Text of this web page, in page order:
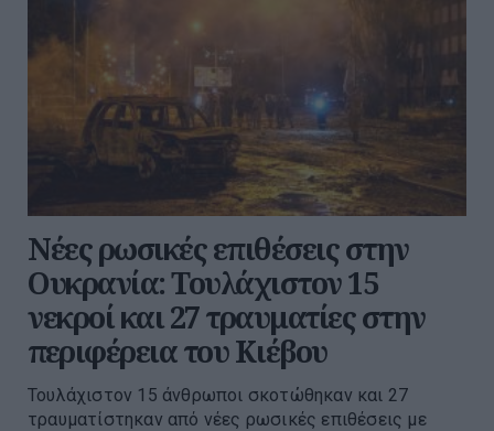
Νέες ρωσικές επιθέσεις στην
Ουκρανία: Τουλάχιστον 15
νεκροί και 27 τραυματίες στην
περιφέρεια του Κιέβου
Τουλάχιστον 15 άνθρωποι σκοτώθηκαν και 27
τραυματίστηκαν από νέες ρωσικές επιθέσεις με